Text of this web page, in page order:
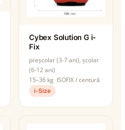
Cybex Solution G i-
Fix
preșcolar (3-7 ani), școlar
(6-12 ani)
15–36 kg ISOFIX / centură
i-Size